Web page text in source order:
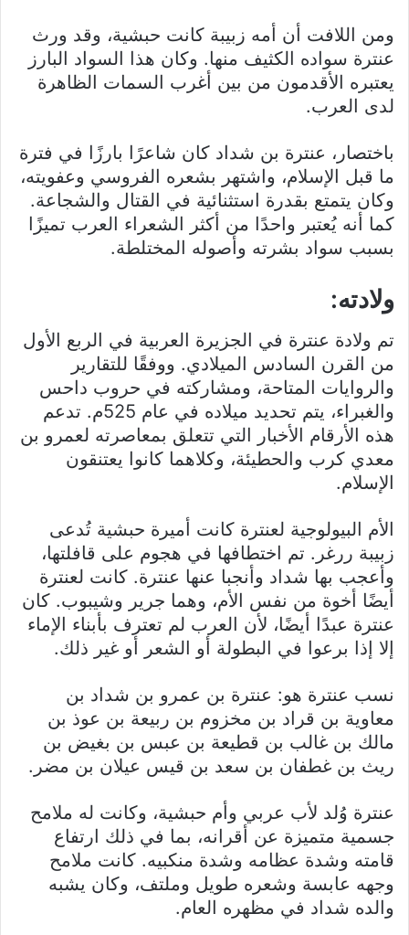
ومن اللافت أن أمه زبيبة كانت حبشية، وقد ورث
عنترة سواده الكثيف منها. وكان هذا السواد البارز
يعتبره الأقدمون من بين أغرب السمات الظاهرة
لدى العرب.
باختصار، عنترة بن شداد كان شاعرًا بارزًا في فترة
ما قبل الإسلام، واشتهر بشعره الفروسي وعفويته،
وكان يتمتع بقدرة استثنائية في القتال والشجاعة.
كما أنه يُعتبر واحدًا من أكثر الشعراء العرب تميزًا
بسبب سواد بشرته وأصوله المختلطة.
ولادته:
تم ولادة عنترة في الجزيرة العربية في الربع الأول
من القرن السادس الميلادي. ووفقًا للتقارير
والروايات المتاحة، ومشاركته في حروب داحس
والغبراء، يتم تحديد ميلاده في عام 525م. تدعم
هذه الأرقام الأخبار التي تتعلق بمعاصرته لعمرو بن
معدي كرب والحطيئة، وكلاهما كانوا يعتنقون
الإسلام.
الأم البيولوجية لعنترة كانت أميرة حبشية تُدعى
زبيبة ررغر. تم اختطافها في هجوم على قافلتها،
وأعجب بها شداد وأنجبا عنها عنترة. كانت لعنترة
أيضًا أخوة من نفس الأم، وهما جرير وشيبوب. كان
عنترة عبدًا أيضًا، لأن العرب لم تعترف بأبناء الإماء
إلا إذا برعوا في البطولة أو الشعر أو غير ذلك.
نسب عنترة هو: عنترة بن عمرو بن شداد بن
معاوية بن قراد بن مخزوم بن ربيعة بن عوذ بن
مالك بن غالب بن قطيعة بن عبس بن بغيض بن
ريث بن غطفان بن سعد بن قيس عيلان بن مضر.
عنترة وُلد لأب عربي وأم حبشية، وكانت له ملامح
جسمية متميزة عن أقرانه، بما في ذلك ارتفاع
قامته وشدة عظامه وشدة منكبيه. كانت ملامح
وجهه عابسة وشعره طويل وملتف، وكان يشبه
والده شداد في مظهره العام.